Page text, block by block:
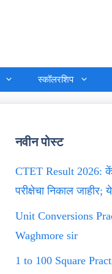
स्कॉलरशिप
नवीन पोस्ट
CTET Result 2026:
परीक्षेचा निकाल जाहीर;
Unit Conversions
Waghmore sir
1 to 100 Square